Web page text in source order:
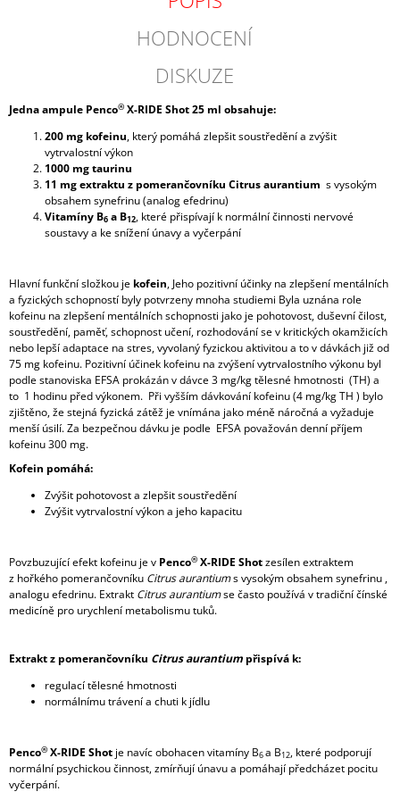
HODNOCENÍ
DISKUZE
Jedna ampule Penco® X-RIDE Shot25 ml obsahuje:
200 mg kofeinu, který pomáhá zlepšit soustředění a zvýšit
vytrvalostní výkon
1000 mg taurinu
11 mg extraktu z pomerančovníku Citrus aurantium s vysokým
obsahem synefrinu (analog efedrinu)
Vitamíny B6 a B12, které přispívají k normální činnosti nervové
soustavy a ke snížení únavy a vyčerpání
Hlavní funkční složkou je kofein, Jeho pozitivní účinky na zlepšení mentálních
a fyzických schopností byly potvrzeny mnoha studiemi Byla uznána role
kofeinu na zlepšení mentálních schopnosti jako je pohotovost, duševní čilost,
soustředění, paměť, schopnost učení, rozhodování se v kritických okamžicích
nebo lepší adaptace na stres, vyvolaný fyzickou aktivitou a to v dávkách již od
75 mg kofeinu. Pozitivní účinek kofeinu na zvýšení vytrvalostního výkonu byl
podle stanoviska EFSA prokázán v dávce 3 mg/kg tělesné hmotnosti (TH) a
to 1 hodinu před výkonem. Při vyšším dávkování kofeinu (4 mg/kg TH ) bylo
zjištěno, že stejná fyzická zátěž je vnímána jako méně náročná a vyžaduje
menší úsilí. Za bezpečnou dávku je podle EFSA považován denní příjem
kofeinu 300 mg.
Kofein pomáhá:
Zvýšit pohotovost a zlepšit soustředění
Zvýšit vytrvalostní výkon a jeho kapacitu
Povzbuzující efekt kofeinu je v Penco® X-RIDE Shotzesílen extraktem
z hořkého pomerančovníku Citrus aurantiums vysokým obsahem synefrinu ,
analogu efedrinu. Extrakt Citrus aurantiumse často používá v tradiční čínské
medicíně pro urychlení metabolismu tuků.
Extrakt z pomerančovníku Citrus aurantium přispívá k:
regulací tělesné hmotnosti
normálnímu trávení a chuti k jídlu
Penco® X-RIDE Shot je navíc obohacen vitamíny B6a B12, které podporují
normální psychickou činnost, zmírňují únavu a pomáhají předcházet pocitu
vyčerpání.